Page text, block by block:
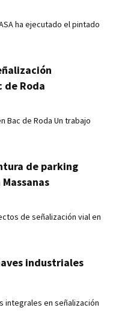
ha ejecutado el pintado
de Roda
Bac de Roda Un trabajo
de parking
de señalización vial en
industriales
integrales en señalización